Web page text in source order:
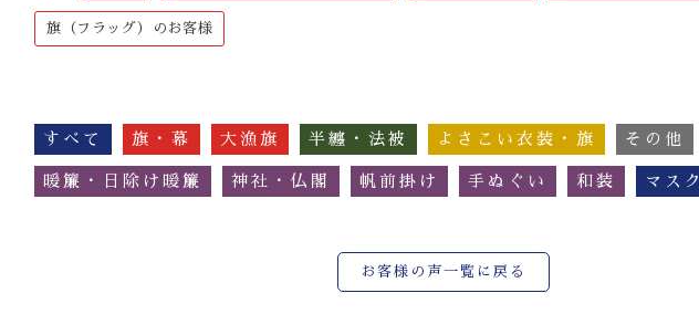
旗（フラッグ）のお客様
すべて 旗・幕 大漁旗 半纏・法被 よさこい衣装・旗 その他
暖簾・日除け暖簾 神社・仏閣 帆前掛け 手ぬぐい 和装 マスク
お客様の声一覧に戻る